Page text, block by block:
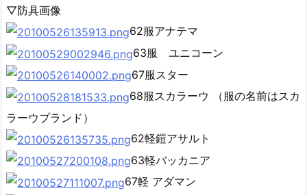
▽防具画像
62服アナテマ
63服 ユニコーン
67服スター
68服スカラーウ （服の名前はスカ
ラーウプランド）
62軽鎧アサルト
63軽バッカニア
67軽 アダマン